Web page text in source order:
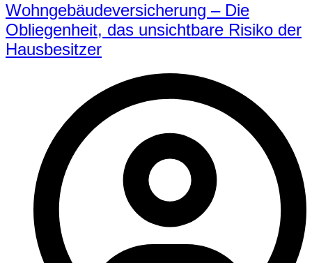
Wohngebäudeversicherung – Die
Obliegenheit, das unsichtbare Risiko der
Hausbesitzer